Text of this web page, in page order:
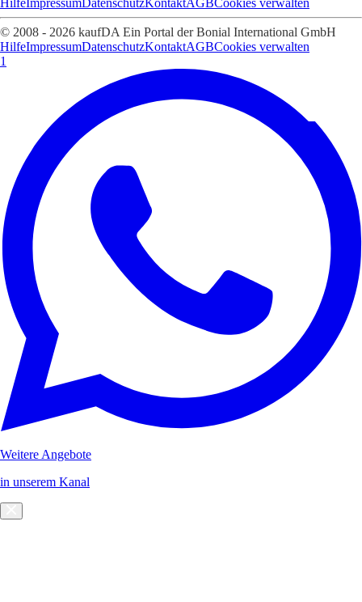
Hilfe Impressum DatenschutzKontaktAGBCookies verwalten
© 2008 - 2026 kaufDA Ein Portal der Bonial International GmbH
HilfeImpressumDatenschutzKontaktAGBCookies verwalten
1
Weitere Angebote
in unserem Kanal